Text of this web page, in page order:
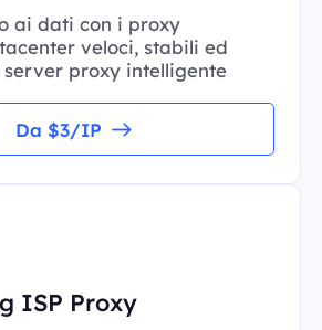
ai dati con i proxy
veloci, stabili ed
proxy intelligente
Da $3/IP
ISP Proxy